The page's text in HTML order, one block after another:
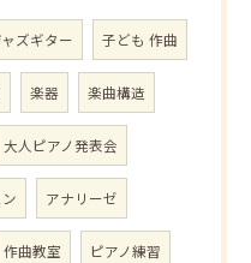
ャズギター 子ども 作曲
楽器 楽曲構造
大人ピアノ発表会
アナリーゼ
作曲教室 ピアノ練習